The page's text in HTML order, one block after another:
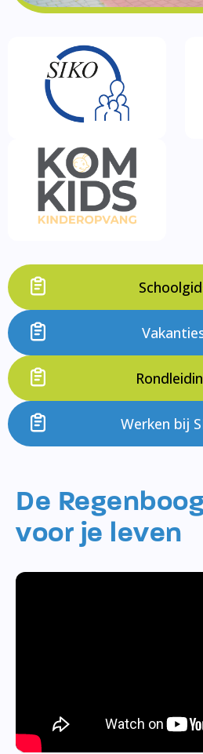
Werken bij
De
voor je leven